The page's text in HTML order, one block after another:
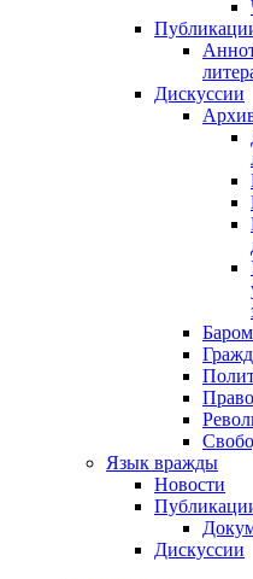
Дискуссии
Право
Язык вражды
Новости
Дискуссии